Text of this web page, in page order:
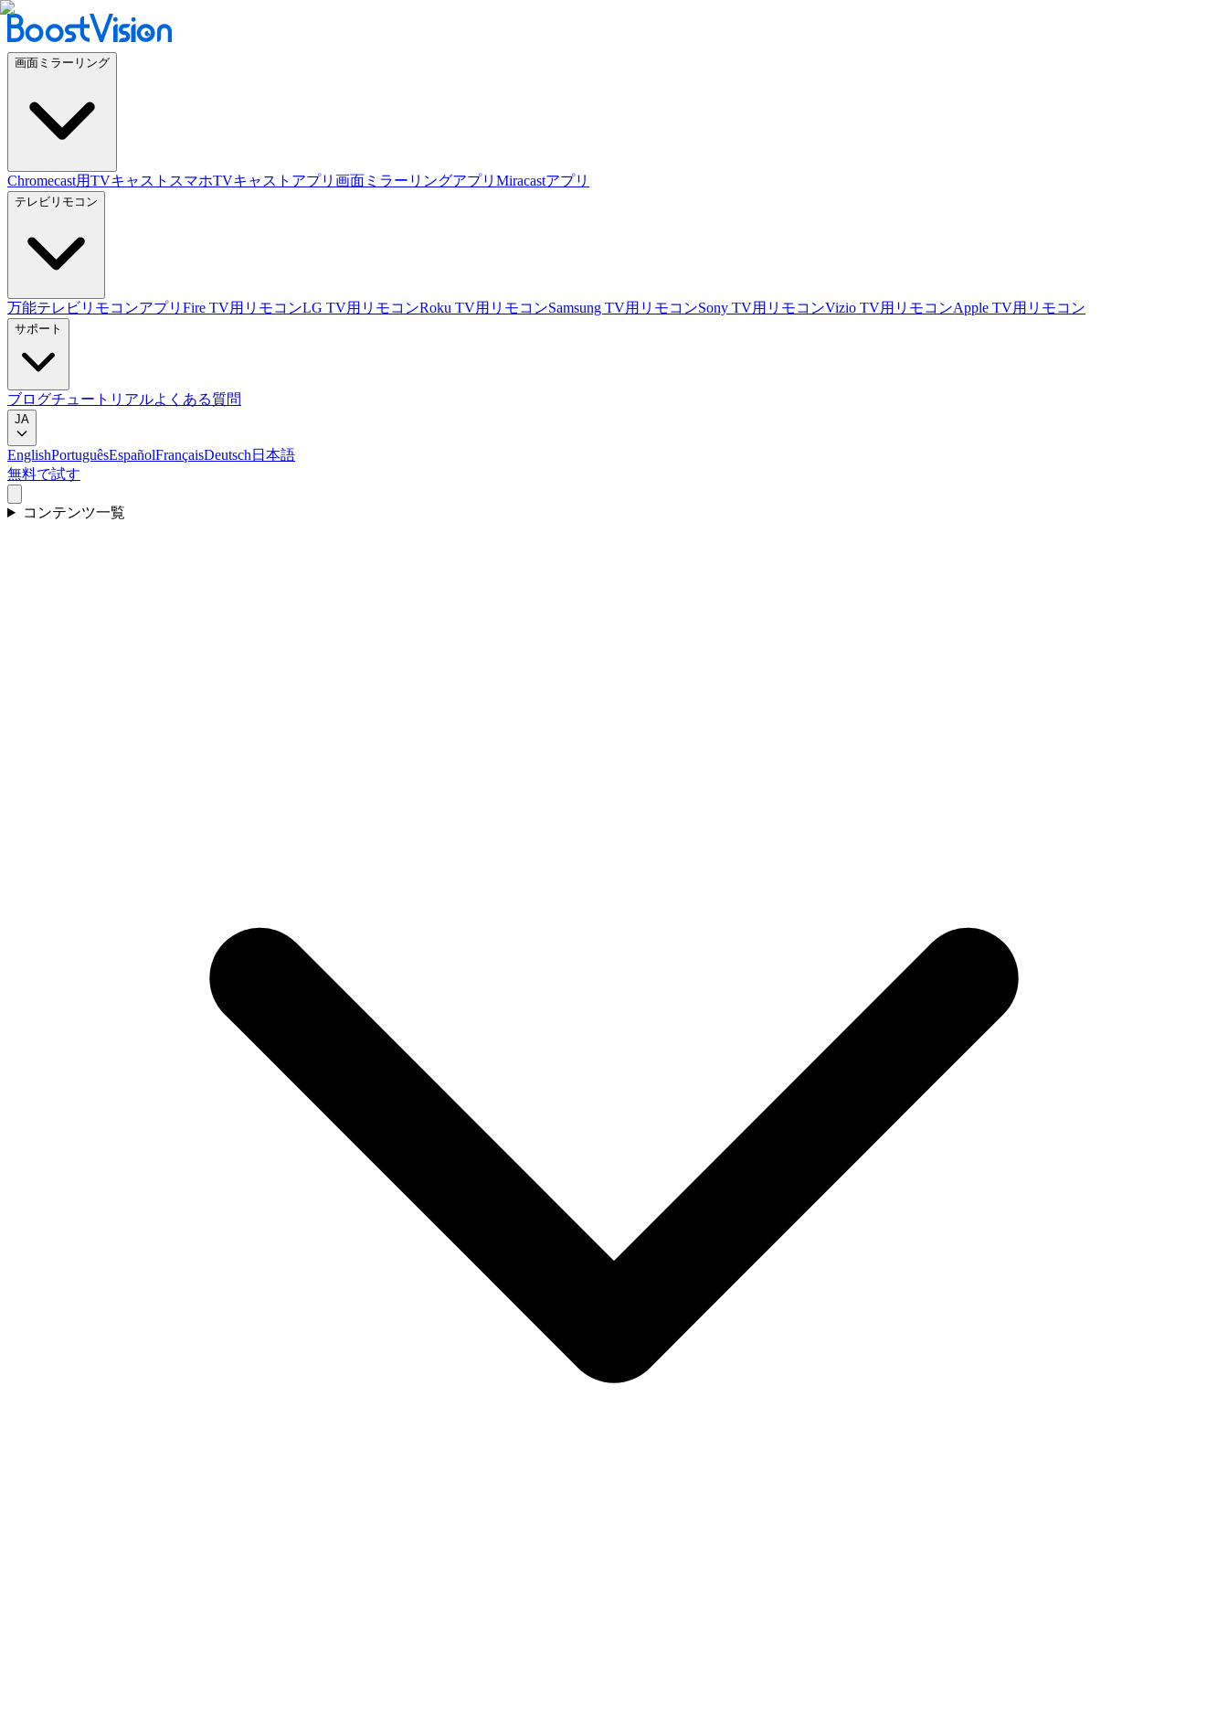
画面ミラーリング
Chromecast用TVキャスト スマホTVキャストアプリ 画面ミラーリングアプリ Miracastアプリ
テレビリモコン
万能テレビリモコンアプリ Fire TV用リモコンLG TV用リモコンRoku TV用リモコンSamsung TV用リモコンSony TV用リモコンVizio TV用リモコンApple TV用リモコン
サポート
ブログチュートリアルよくある質問
JA
EnglishPortuguêsEspañolFrançaisDeutsch 日本語
無料で試す
コンテンツ一覧